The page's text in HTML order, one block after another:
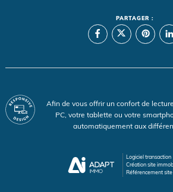
PARTAGER :
Afin de vous offrir un confort de
PC, votre tablette ou votre
automatiquement aux
Logiciel transaction
Création site
Référencement